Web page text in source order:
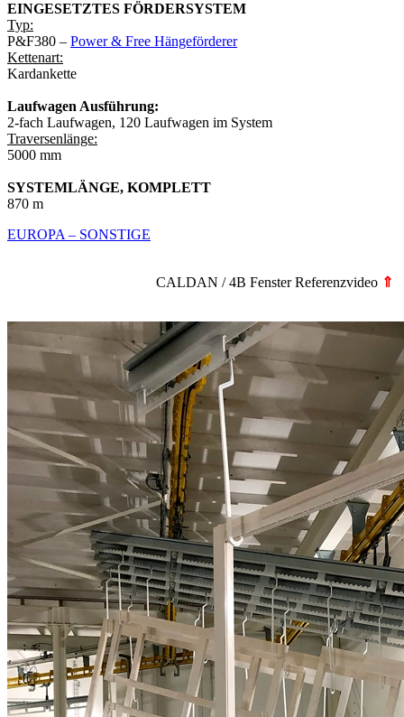
EINGESETZTES FÖRDERSYSTEM
Typ:
P&F380 – Power & Free Hängeförderer
Kettenart:
Kardankette
Laufwagen Ausführung:
2-fach Laufwagen, 120 Laufwagen im System
Traversenlänge:
5000 mm
SYSTEMLÄNGE, KOMPLETT
870 m
EUROPA – SONSTIGE
CALDAN / 4B Fenster Referenzvideo ⇑